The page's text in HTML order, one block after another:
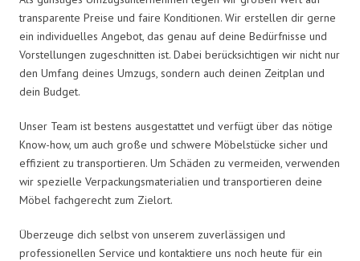
transparente Preise und faire Konditionen. Wir erstellen dir gerne
ein individuelles Angebot, das genau auf deine Bedürfnisse und
Vorstellungen zugeschnitten ist. Dabei berücksichtigen wir nicht nur
den Umfang deines Umzugs, sondern auch deinen Zeitplan und
dein Budget.
Unser Team ist bestens ausgestattet und verfügt über das nötige
Know-how, um auch große und schwere Möbelstücke sicher und
effizient zu transportieren. Um Schäden zu vermeiden, verwenden
wir spezielle Verpackungsmaterialien und transportieren deine
Möbel fachgerecht zum Zielort.
Überzeuge dich selbst von unserem zuverlässigen und
professionellen Service und kontaktiere uns noch heute für ein